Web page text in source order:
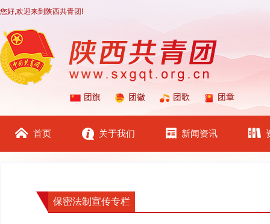
您好,欢迎来到陕西共青团!
团旗 团徽 团歌 团章
首页 关于我们 新闻资讯
保密法制宣传专栏